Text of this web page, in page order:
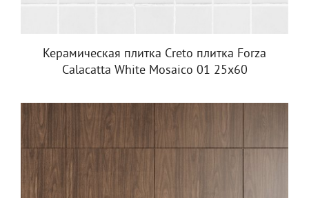
Керамическая плитка Creto плитка Forza
Calacatta White Mosaico 01 25х60